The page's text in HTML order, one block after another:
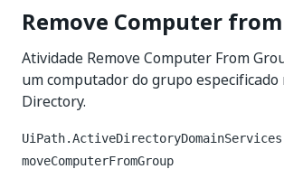
Remove Computer
Atividade Remove Computer From
um computador do grupo especificado
Directory.
moveComputerFromGroup